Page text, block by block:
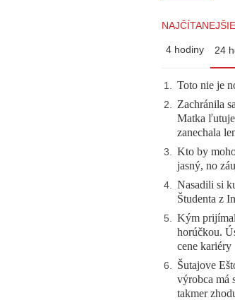
4 hodiny 24
1. Toto nie je
2. Zachránila
Matka
zanechala
3. Kto by
jasný, no
4. Nasadili si
Študenta z
5. Kým
horúčkou.
cene kariéry
6. Šutajove
výrobca má
takmer